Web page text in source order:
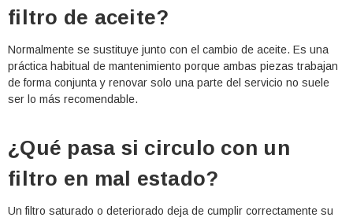
filtro de aceite?
Normalmente se sustituye junto con el cambio de aceite. Es una
práctica habitual de mantenimiento porque ambas piezas trabajan
de forma conjunta y renovar solo una parte del servicio no suele
ser lo más recomendable.
¿Qué pasa si circulo con un
filtro en mal estado?
Un filtro saturado o deteriorado deja de cumplir correctamente su